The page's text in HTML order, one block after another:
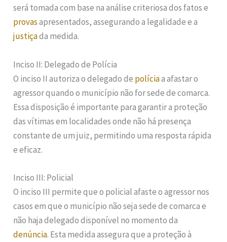
será tomada com base na análise criteriosa dos fatos e
provasapresentados, assegurando a legalidade e a
justiçada medida.
Inciso II: Delegado de Polícia
O inciso II autoriza o delegado de políciaa afastar o
agressor quando o município não for sede de comarca.
Essa disposição é importante para garantir a proteção
das vítimas em localidades onde não há presença
constante de um juiz, permitindo uma resposta rápida
e eficaz.
Inciso III: Policial
O inciso III permite que o policial afaste o agressor nos
casos em que o município não seja sede de comarca e
não haja delegado disponível no momento da
denúncia. Esta medida assegura que a proteção à